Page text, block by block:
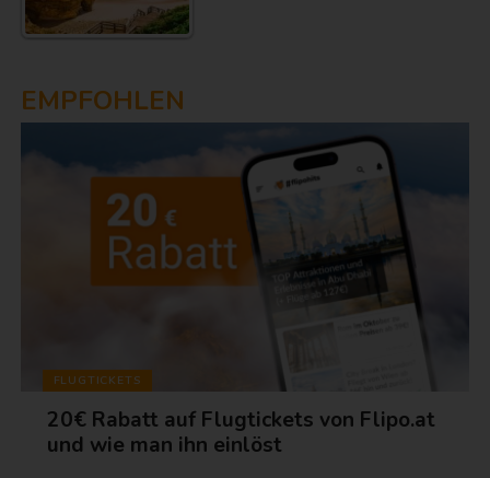
EMPFOHLEN
FLUGTICKETS
20€ Rabatt auf Flugtickets von Flipo.at
und wie man ihn einlöst